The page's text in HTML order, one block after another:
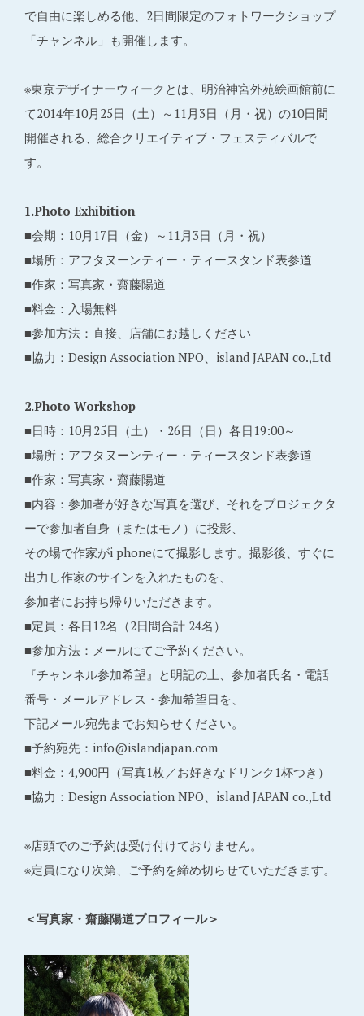
で自由に楽しめる他、2日間限定のフォトワークショップ
「チャンネル」も開催します。
※東京デザイナーウィークとは、明治神宮外苑絵画館前に
て2014年10月25日（土）～11月3日（月・祝）の10日間
開催される、総合クリエイティブ・フェスティバルで
す。
1.Photo Exhibition
■会期：10月17日（金）～11月3日（月・祝）
■場所：アフタヌーンティー・ティースタンド表参道
■作家：写真家・齋藤陽道
■料金：入場無料
■参加方法：直接、店舗にお越しください
■協力：Design Association NPO、island JAPAN co.,Ltd
2.Photo Workshop
■日時：10月25日（土）・26日（日）各日19:00～
■場所：アフタヌーンティー・ティースタンド表参道
■作家：写真家・齋藤陽道
■内容：参加者が好きな写真を選び、それをプロジェクタ
ーで参加者自身（またはモノ）に投影、
その場で作家がi phoneにて撮影します。撮影後、すぐに
出力し作家のサインを入れたものを、
参加者にお持ち帰りいただきます。
■定員：各日12名（2日間合計 24名）
■参加方法：メールにてご予約ください。
『チャンネル参加希望』と明記の上、参加者氏名・電話
番号・メールアドレス・参加希望日を、
下記メール宛先までお知らせください。
■予約宛先：info@islandjapan.com
■料金：4,900円（写真1枚／お好きなドリンク1杯つき）
■協力：Design Association NPO、island JAPAN co.,Ltd
※店頭でのご予約は受け付けておりません。
※定員になり次第、ご予約を締め切らせていただきます。
＜写真家・齋藤陽道プロフィール＞